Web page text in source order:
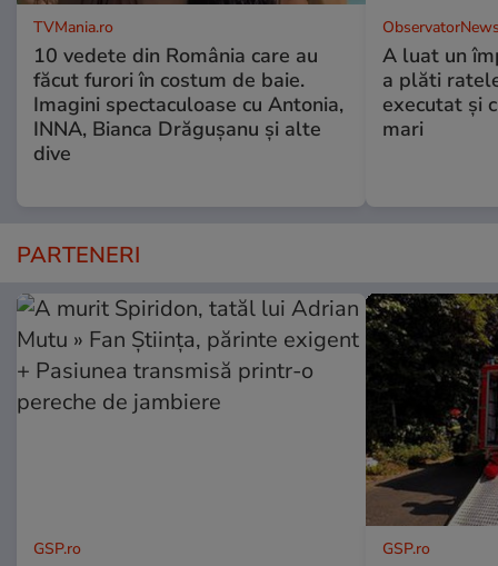
TVMania.ro
10 vedete din România care au
făcut furori în costum de baie.
Imagini spectaculoase cu Antonia,
INNA, Bianca Drăgușanu și alte
dive
A luat un
a plăti
executat şi
mari
PARTENERI
GSP.ro GSP.ro